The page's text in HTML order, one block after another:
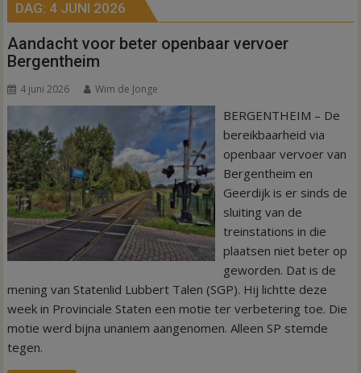
DAG: 4 JUNI 2026
Aandacht voor beter openbaar vervoer
Bergentheim
4 juni 2026 Wim de Jonge
BERGENTHEIM – De
bereikbaarheid via
openbaar vervoer van
Bergentheim en
Geerdijk is er sinds de
sluiting van de
treinstations in die
plaatsen niet beter op
geworden. Dat is de
mening van Statenlid Lubbert Talen (SGP). Hij lichtte deze
week in Provinciale Staten een motie ter verbetering toe. Die
motie werd bijna unaniem aangenomen. Alleen SP stemde
tegen.